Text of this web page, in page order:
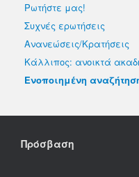
Ρωτήστε μας!
Συχνές ερωτήσεις
Ανανεώσεις/Κρατήσεις
Κάλλιπος: ανοικτά
Ενοποιημένη
Πρόσβαση